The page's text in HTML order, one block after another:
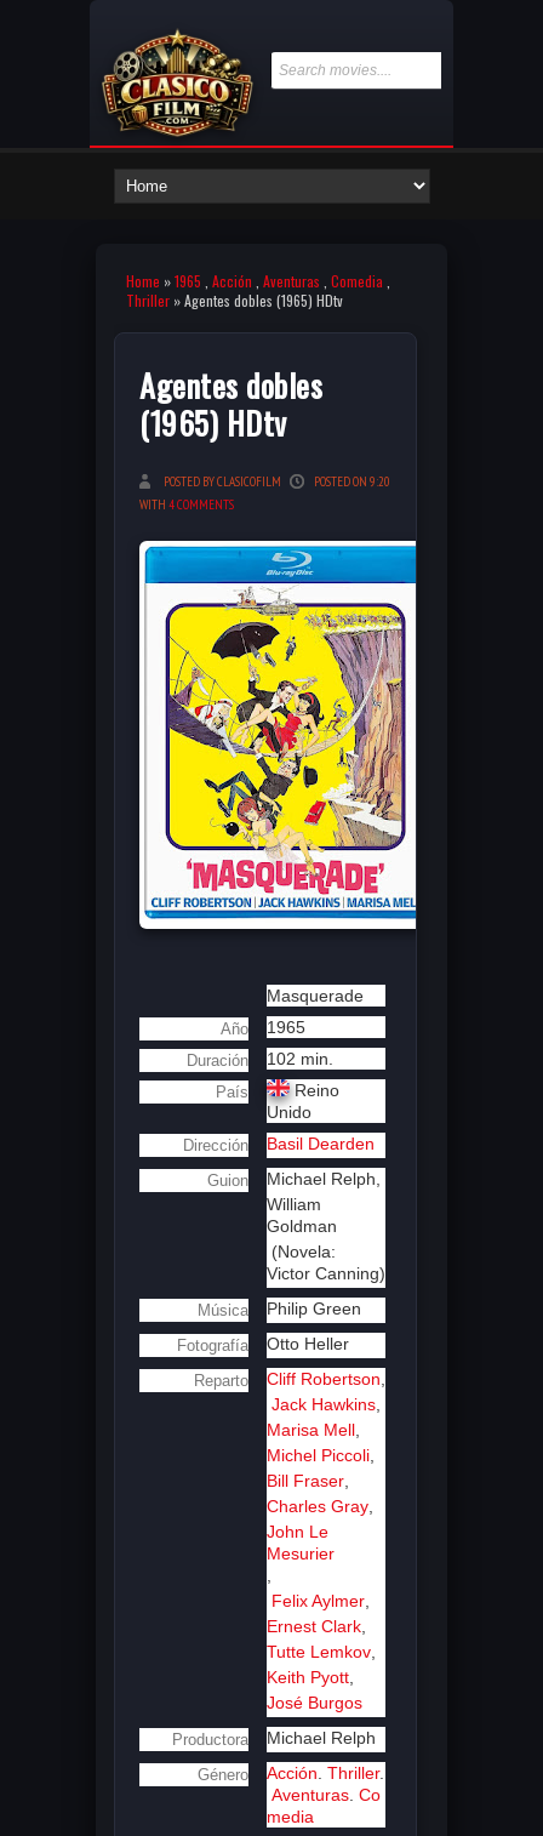
Home »1965 Acción Aventuras Comedia
Thriller » Agentes dobles (1965) HDtv
Agentes dobles
(1965) HDtv
POSTED BY CLASICOFILM
POSTED ON 9:20
WITH 4 COMMENTS
Masquerade
Año 1965
Duración 102 min.
País
Reino
Unido
Dirección Basil Dearden
Guion
Michael Relph,
William
Goldman
(Novela:
Victor Canning)
Música Philip Green
Fotografía Otto Heller
Reparto Cliff Robertson
Jack Hawkins
Marisa Mell
Michel Piccoli
Bill Fraser
Charles Gray
John Le
Mesurier
Felix Aylmer
Ernest Clark
Tutte Lemkov
Keith Pyott
José Burgos
Productora Michael Relph
Género Acción Thriller.
Aventuras Co
media